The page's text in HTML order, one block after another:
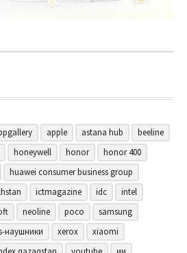
apple astana hub
beeline
honeywell honor
honor 400
huawei consumer business group
ictmagazine idc
intel
neoline poco
samsung
наушники xerox
xiaomi